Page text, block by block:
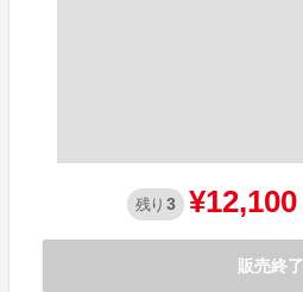
残り 3 ¥12,100
販売終了